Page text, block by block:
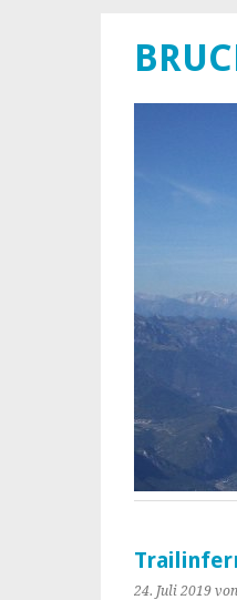
24. Juli 2019